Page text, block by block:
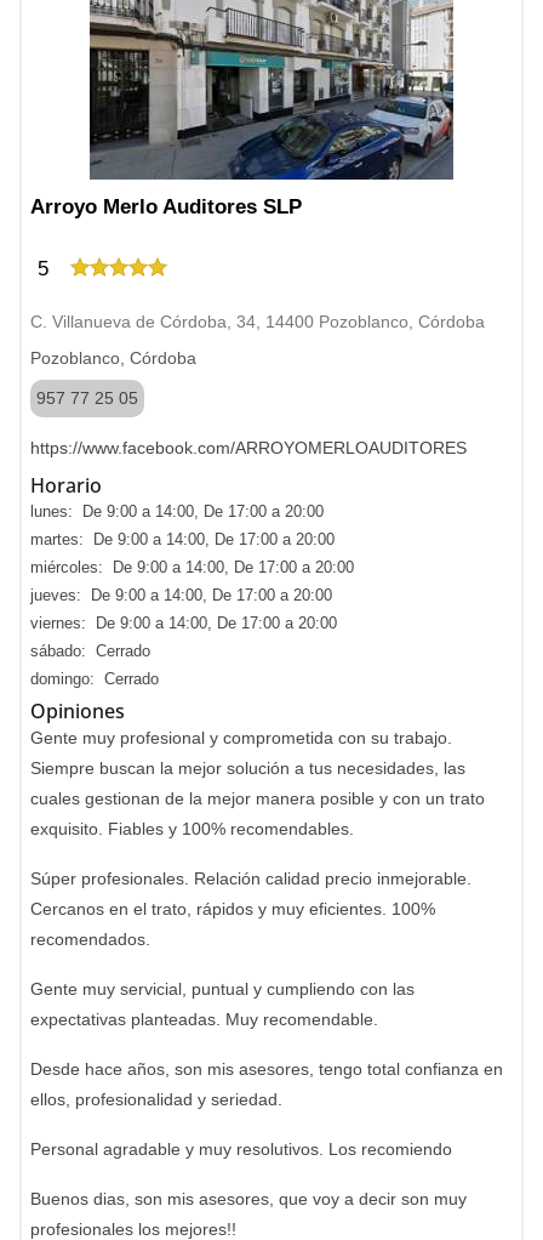
Arroyo Merlo Auditores SLP
5
C. Villanueva de Córdoba, 34, 14400 Pozoblanco, Córdoba
Pozoblanco, Córdoba
957 77 25 05
https://www.facebook.com/ARROYOMERLOAUDITORES
Horario
lunes: De 9:00 a 14:00, De 17:00 a 20:00
martes: De 9:00 a 14:00, De 17:00 a 20:00
miércoles: De 9:00 a 14:00, De 17:00 a 20:00
jueves: De 9:00 a 14:00, De 17:00 a 20:00
viernes: De 9:00 a 14:00, De 17:00 a 20:00
sábado: Cerrado
domingo: Cerrado
Opiniones
Gente muy profesional y comprometida con su trabajo.
Siempre buscan la mejor solución a tus necesidades, las
cuales gestionan de la mejor manera posible y con un trato
exquisito. Fiables y 100% recomendables.
Súper profesionales. Relación calidad precio inmejorable.
Cercanos en el trato, rápidos y muy eficientes. 100%
recomendados.
Gente muy servicial, puntual y cumpliendo con las
expectativas planteadas. Muy recomendable.
Desde hace años, son mis asesores, tengo total confianza en
ellos, profesionalidad y seriedad.
Personal agradable y muy resolutivos. Los recomiendo
Buenos dias, son mis asesores, que voy a decir son muy
profesionales los mejores!!